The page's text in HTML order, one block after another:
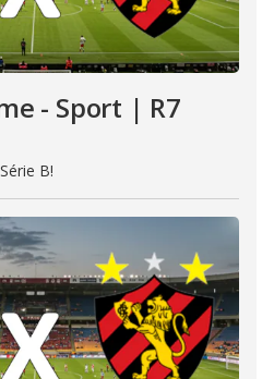
- Sport | R7
B!